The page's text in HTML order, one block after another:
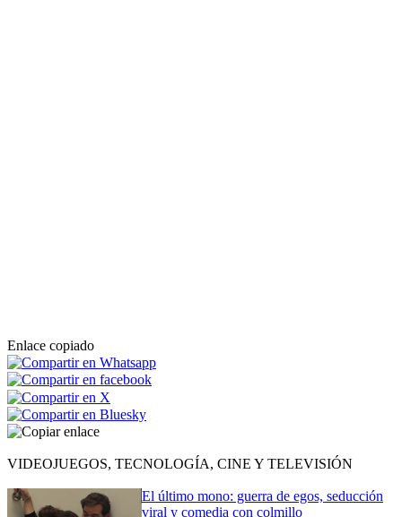
Enlace copiado
VIDEOJUEGOS, TECNOLOGÍA, CINE Y TELEVISIÓN
El último mono: guerra de egos, seducción
viral y comedia con colmillo